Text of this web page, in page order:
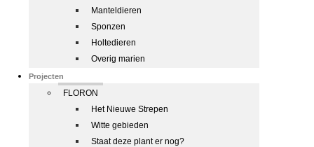
Manteldieren
Sponzen
Holtedieren
Overig marien
Projecten
FLORON
Het Nieuwe Strepen
Witte gebieden
Staat deze plant er nog?